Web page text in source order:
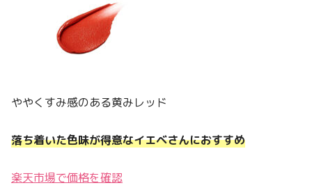
ややくすみ感のある黄みレッド
落ち着いた色味が得意なイエベさんにおすすめ
楽天市場で価格を確認